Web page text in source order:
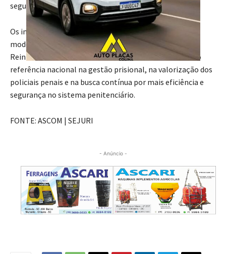
segurança e aprimorar a gestão das unidades.
Os investimentos integram o plano permanente de
modernização da Secretaria de Estado de Justiça e
Reintegração Social e consolidam Santa Catarina como
referência nacional na gestão prisional, na valorização dos
policiais penais e na busca contínua por mais eficiência e
segurança no sistema penitenciário.
FONTE: ASCOM | SEJURI
- Anúncio -